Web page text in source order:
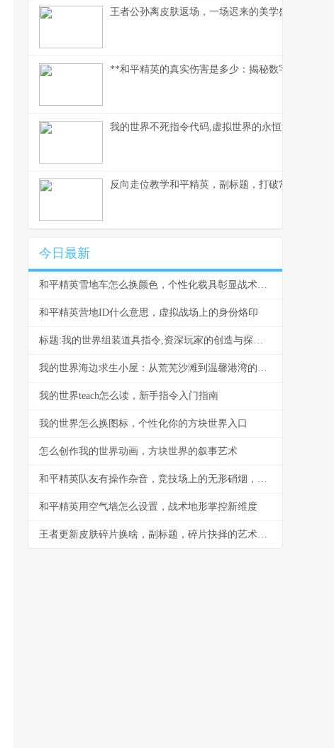
王者公孙离皮肤返场，一场迟来的美学盛宴
**和平精英的真实伤害是多少：揭秘数字背后的战
我的世界不死指令代码,虚拟世界的永恒法则副标题
反向走位教学和平精英，副标题，打破常规的生存
今日最新
和平精英雪地车怎么换颜色，个性化载具彰显战术风采，副标题，雪原驰骋的色彩奥秘与实战价值
和平精英营地ID什么意思，虚拟战场上的身份烙印
标题:我的世界组装道具指令,资深玩家的创造与探索指南
我的世界海边求生小屋：从荒芜沙滩到温馨港湾的建造指南
我的世界teach怎么读，新手指令入门指南
我的世界怎么换图标，个性化你的方块世界入口
怎么创作我的世界动画，方块世界的叙事艺术
和平精英队友有操作杂音，竞技场上的无形硝烟，副标题，听音辨位之外的生存考验
和平精英用空气墙怎么设置，战术地形掌控新维度
王者更新皮肤碎片换啥，副标题，碎片抉择的艺术与智慧